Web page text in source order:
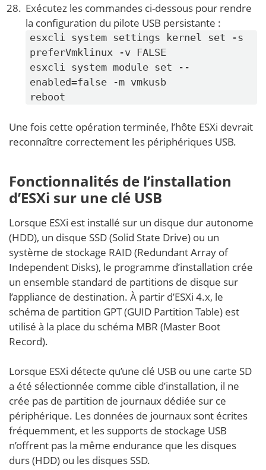
Exécutez les commandes ci-dessous pour rendre
la configuration du pilote USB persistante :
esxcli system settings kernel set -s
preferVmklinux -v FALSE
esxcli system module set --
enabled=false -m vmkusb
reboot
Une fois cette opération terminée, l’hôte ESXi devrait
reconnaître correctement les périphériques USB.
Fonctionnalités de l’installation
d’ESXi sur une clé USB
Lorsque ESXi est installé sur un disque dur autonome
(HDD), un disque SSD (Solid State Drive) ou un
système de stockage RAID (Redundant Array of
Independent Disks), le programme d’installation crée
un ensemble standard de partitions de disque sur
l’appliance de destination. À partir d’ESXi 4.x, le
schéma de partition GPT (GUID Partition Table) est
utilisé à la place du schéma MBR (Master Boot
Record).
Lorsque ESXi détecte qu’une clé USB ou une carte SD
a été sélectionnée comme cible d’installation, il ne
crée pas de partition de journaux dédiée sur ce
périphérique. Les données de journaux sont écrites
fréquemment, et les supports de stockage USB
n’offrent pas la même endurance que les disques
durs (HDD) ou les disques SSD.